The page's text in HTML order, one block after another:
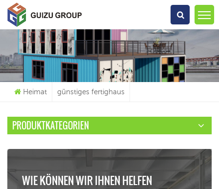
Wonach Suchst Du?
Heimat günstiges fertighaus
PRODUKTKATEGORIEN
WIE KÖNNEN WIR IHNEN HELFEN